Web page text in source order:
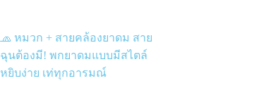
🧢 หมวก + สายคล้องยาดม สาย
ฉุนต้องมี! พกยาดมแบบมีสไตล์
หยิบง่าย เท่ทุกอารมณ์